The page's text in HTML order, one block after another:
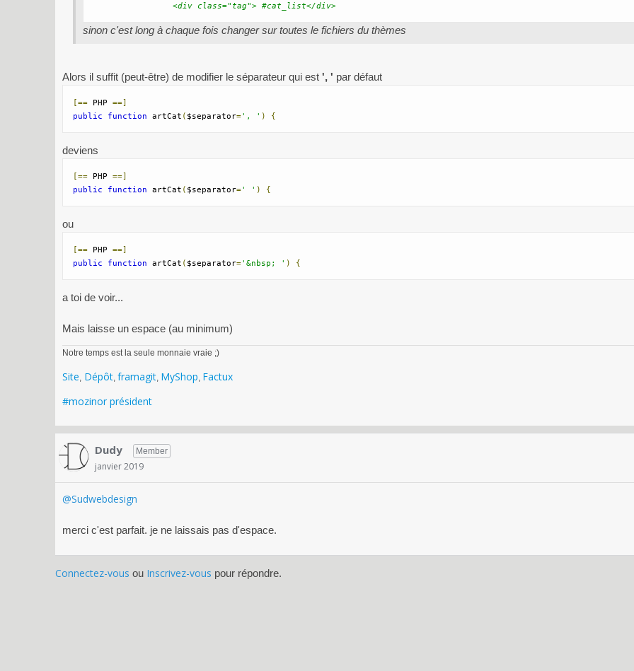
                <div class="tag"> #cat_list</div>
sinon c'est long à chaque fois changer sur toutes le fichiers du thèmes
Alors il suffit (peut-être) de modifier le séparateur qui est ', ' par défaut
[== PHP ==]
public
function artCat ( $separator=', ' ) {
deviens
[== PHP ==]
public
function artCat ( $separator=' ' ) {
ou
[== PHP ==]
public
function artCat ( $separator='&nbsp; ' ) {
a toi de voir...
Mais laisse un espace (au minimum)
Notre temps est la seule monnaie vraie ;)
Site, Dépôt, framagit, MyShop, Factux
#mozinor président
Dudy Member
janvier 2019
@Sudwebdesign
merci c'est parfait. je ne laissais pas d'espace.
Connectez-vous ou Inscrivez-vous pour répondre.